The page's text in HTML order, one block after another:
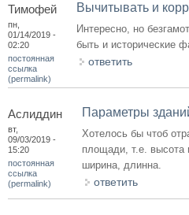
Тимофей
пн,
01/14/2019 -
02:20
постоянная
ссылка
(permalink)
Вычитывать и
Интересно, но
быть и исторические
ответить
Аслиддин
вт,
09/03/2019 -
15:20
постоянная
ссылка
(permalink)
Параметры
Хотелось бы чтоб
площади, т.е. высота
ширина, длинна.
ответить